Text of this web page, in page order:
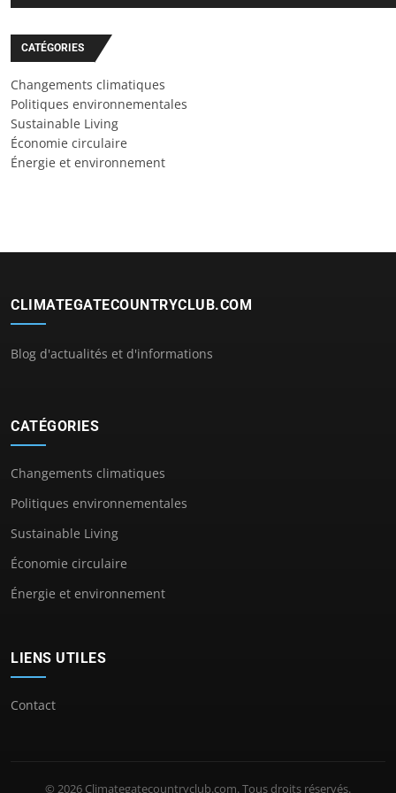
CATÉGORIES
Changements climatiques
Politiques environnementales
Sustainable Living
Économie circulaire
Énergie et environnement
CLIMATEGATECOUNTRYCLUB.COM
Blog d'actualités et d'informations
CATÉGORIES
Changements climatiques
Politiques environnementales
Sustainable Living
Économie circulaire
Énergie et environnement
LIENS UTILES
Contact
© 2026 Climategatecountryclub.com. Tous droits réservés.